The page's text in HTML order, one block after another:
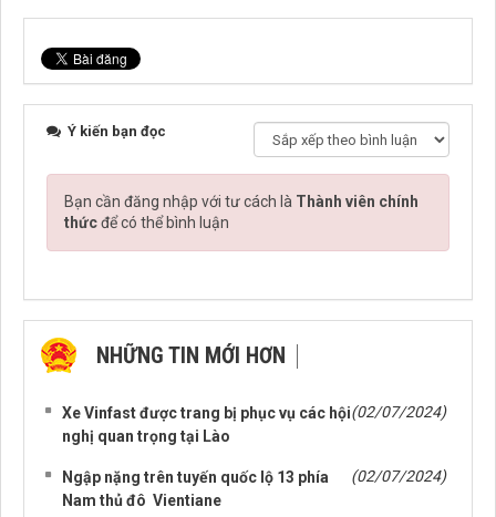
Ý kiến bạn đọc
Bạn cần đăng nhập với tư cách là Thành viên chính
thứcđể có thể bình luận
NHỮNG TIN MỚI HƠN
Xe Vinfast được trang bị phục vụ các hội
nghị quan trọng tại Lào
(02/07/2024)
Ngập nặng trên tuyến quốc lộ 13 phía
Nam thủ đô Vientiane
(02/07/2024)